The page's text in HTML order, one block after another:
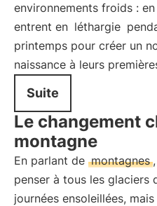
environnements froids :
entrent en léthargie
printemps pour créer un
naissance à leurs
Suite
Le changement
montagne
En parlant de montagnes
penser à tous les glaciers
journées ensoleillées,